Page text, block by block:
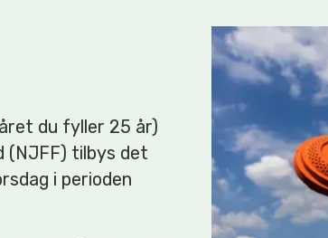
du fyller 25 år)
(NJFF) tilbys det
i perioden